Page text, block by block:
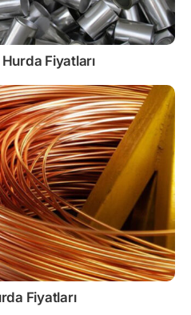
Fiyatları
Fiyatları